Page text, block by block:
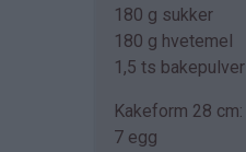
180 g sukker
180 g hvetemel
1,5 ts bakepulver
Kakeform 28 cm:
7 egg